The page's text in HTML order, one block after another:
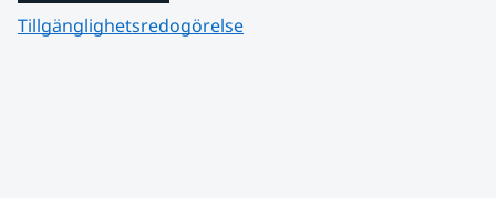
Tillgänglighetsredogörelse